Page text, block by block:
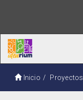
Inicio Proyectos